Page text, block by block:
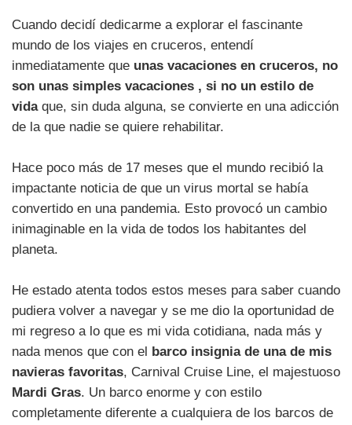
Cuando decidí dedicarme a explorar el fascinante
mundo de los viajes en cruceros, entendí
inmediatamente que unas vacaciones en cruceros, no
son unas simples vacaciones , si no un estilo de
vidaque, sin duda alguna, se convierte en una adicción
de la que nadie se quiere rehabilitar.
Hace poco más de 17 meses que el mundo recibió la
impactante noticia de que un virus mortal se había
convertido en una pandemia. Esto provocó un cambio
inimaginable en la vida de todos los habitantes del
planeta.
He estado atenta todos estos meses para saber cuando
pudiera volver a navegar y se me dio la oportunidad de
mi regreso a lo que es mi vida cotidiana, nada más y
nada menos que con el
barco insignia de una de mis
navieras favoritas, Carnival Cruise Line, el majestuoso
Mardi Gras. Un barco enorme y con estilo
completamente diferente a cualquiera de los barcos de